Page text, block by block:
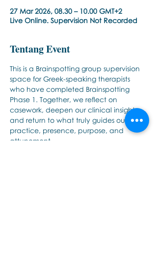
27 Mar 2026, 08.30 – 10.00 GMT+2
Live Online. Supervision Not Recorded
Tentang Event
This is a Brainspotting group supervision
space for Greek-speaking therapists
who have completed Brainspotting
Phase 1. Together, we reflect on
casework, deepen our clinical insight,
and return to what truly guides our
practice, presence, purpose, and
attunement.